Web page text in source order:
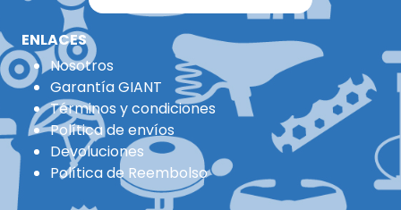
ENLACES
Nosotros
Garantía GIANT
Términos y condiciones
Política de envíos
Devoluciones
Política de Reembolso